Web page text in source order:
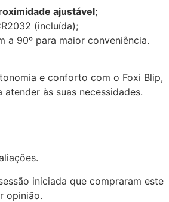
ajustável;
(incluída);
a 90º para maior conveniência.
e conforto com o Foxi Blip,
às suas necessidades.
iniciada que compraram este
opinião.